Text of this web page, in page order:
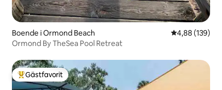
Boende i Ormond Beach 4,88 av 5 i
4,88 (139)
Ormond By TheSea Pool Retreat
Populär gästfavorit
Gästfavorit